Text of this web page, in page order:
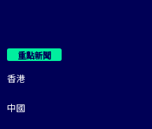
重點新聞
香港
中國